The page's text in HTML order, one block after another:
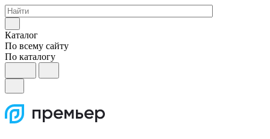
Каталог
По всему сайту
По каталогу